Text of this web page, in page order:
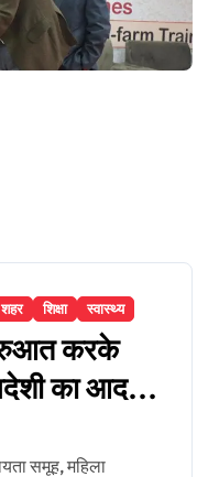
शहर शिक्षा स्वास्थ्य
करके
का आदर्श
सिंह